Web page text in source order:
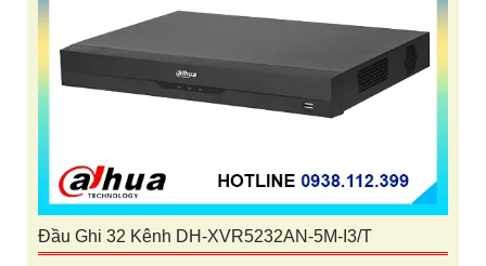
Đầu Ghi 32 Kênh DH-XVR5232AN-5M-I3/T